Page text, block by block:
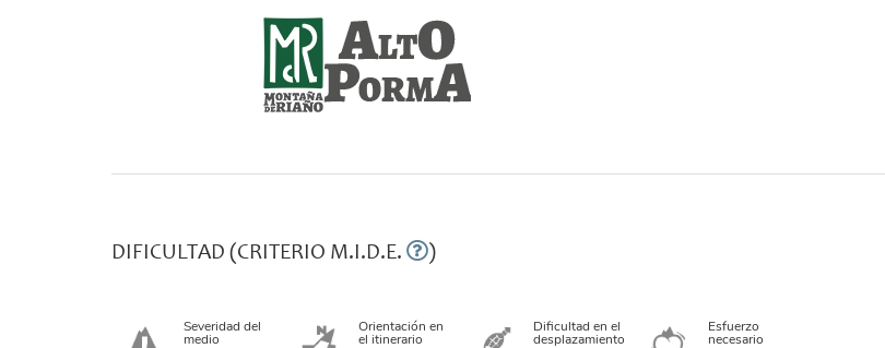
DIFICULTAD (CRITERIO M.I.D.E. )
Severidad del
medio
Orientación en
el itinerario
Dificultad en el
desplazamiento
Esfuerzo
necesario